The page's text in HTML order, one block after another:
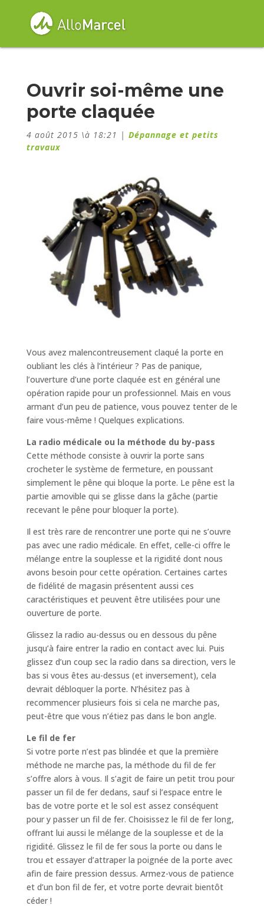
Ouvrir soi-même une
porte claquée
4 août 2015 \à 18:21 | Dépannage et petits
travaux
Vous avez malencontreusement claqué la porte en
oubliant les clés à l’intérieur ? Pas de panique,
l’ouverture d’une porte claquée est en général une
opération rapide pour un professionnel. Mais en vous
armant d’un peu de patience, vous pouvez tenter de le
faire vous-même ! Quelques explications.
La radio médicale ou la méthode du by-pass
Cette méthode consiste à ouvrir la porte sans
crocheter le système de fermeture, en poussant
simplement le pêne qui bloque la porte. Le pêne est la
partie amovible qui se glisse dans la gâche (partie
recevant le pêne pour bloquer la porte).
Il est très rare de rencontrer une porte qui ne s’ouvre
pas avec une radio médicale. En effet, celle-ci offre le
mélange entre la souplesse et la rigidité dont nous
avons besoin pour cette opération. Certaines cartes
de fidélité de magasin présentent aussi ces
caractéristiques et peuvent être utilisées pour une
ouverture de porte.
Glissez la radio au-dessus ou en dessous du pêne
jusqu’à faire entrer la radio en contact avec lui. Puis
glissez d’un coup sec la radio dans sa direction, vers le
bas si vous êtes au-dessus (et inversement), cela
devrait débloquer la porte. N’hésitez pas à
recommencer plusieurs fois si cela ne marche pas,
peut-être que vous n’étiez pas dans le bon angle.
Le fil de fer
Si votre porte n’est pas blindée et que la première
méthode ne marche pas, la méthode du fil de fer
s’offre alors à vous. Il s’agit de faire un petit trou pour
passer un fil de fer dedans, sauf si l’espace entre le
bas de votre porte et le sol est assez conséquent
pour y passer un fil de fer. Choisissez le fil de fer long,
offrant lui aussi le mélange de la souplesse et de la
rigidité. Glissez le fil de fer sous la porte ou dans le
trou et essayer d’attraper la poignée de la porte avec
afin de faire pression dessus. Armez-vous de patience
et d’un bon fil de fer, et votre porte devrait bientôt
céder !